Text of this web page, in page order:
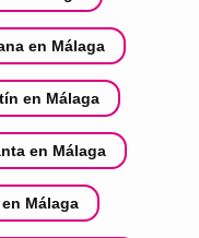
en Málaga
en Málaga
en Málaga
Málaga